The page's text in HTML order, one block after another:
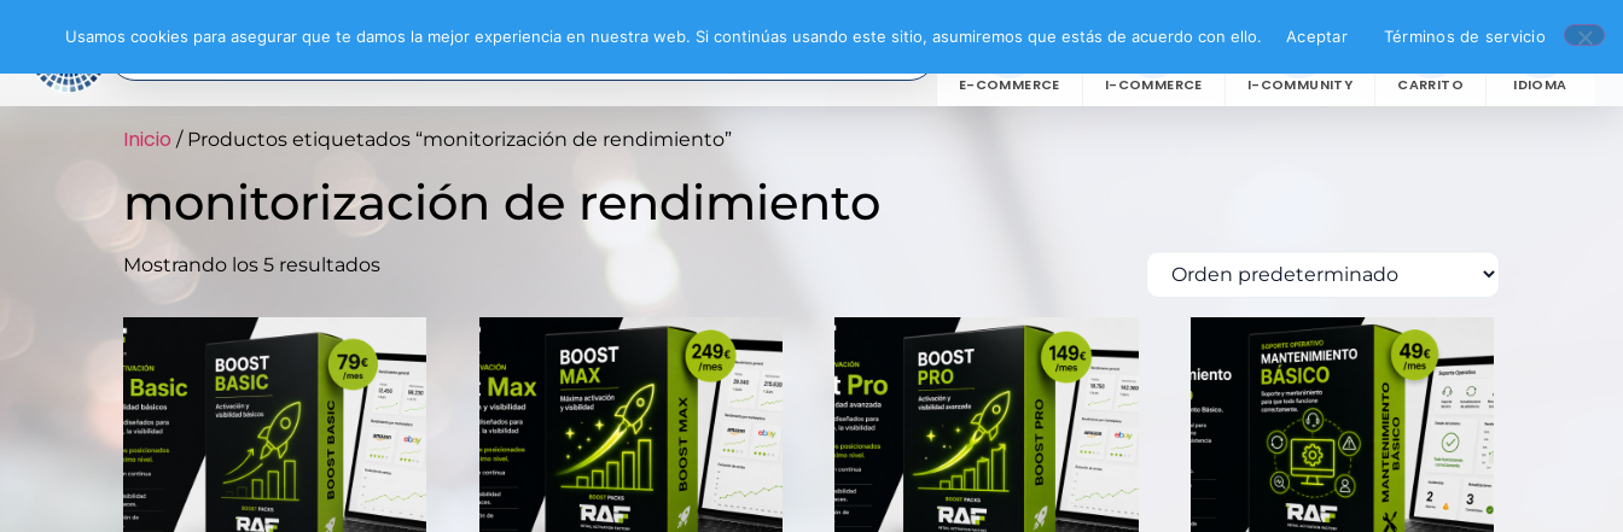
E-COMMERCE I-COMMERCE I-COMMUNITY CARRITO IDIOMA
Inicio / Productos etiquetados “monitorización de rendimiento”
monitorización de rendimiento
Mostrando los 5 resultados
Usamos cookies para asegurar que te damos la mejor experiencia en nuestra web. Si continúas usando este sitio, asumiremos que estás de acuerdo con ello. Aceptar Términos de servicio